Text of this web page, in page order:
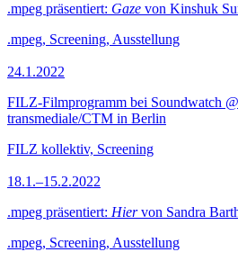
.mpeg präsentiert: Gaze von Kinshuk
.mpeg, Screening, Ausstellung
24.1.2022
FILZ-Filmprogramm bei Soundwatch
transmediale/CTM in Berlin
FILZ kollektiv, Screening
18.1.–15.2.2022
.mpeg präsentiert: Hiervon Sandra
.mpeg, Screening, Ausstellung